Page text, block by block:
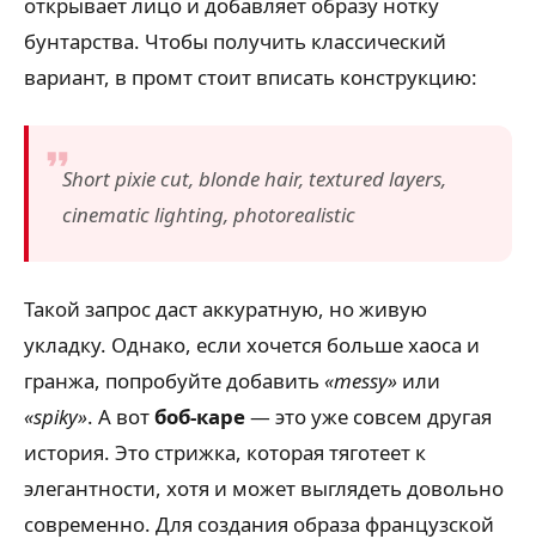
бунтарства. Чтобы получить классический
вариант, в промт стоит вписать конструкцию:
Short pixie cut, blonde hair, textured layers,
cinematic lighting, photorealistic
Такой запрос даст аккуратную, но живую
укладку. Однако, если хочется больше хаоса и
гранжа, попробуйте добавить «messy» или
«spiky». А вотбоб-каре— это уже совсем другая
история. Это стрижка, которая тяготеет к
элегантности, хотя и может выглядеть довольно
современно. Для создания образа французской